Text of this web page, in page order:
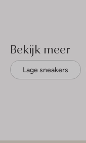
Bekijk meer
Lage sneakers